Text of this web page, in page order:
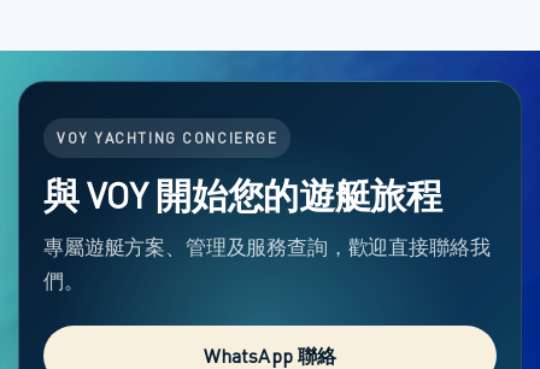
VOY YACHTING CONCIERGE
與 VOY 開始您的遊艇旅程
專屬遊艇方案、管理及服務查詢，歡迎直接聯絡我
們。
WhatsApp 聯絡